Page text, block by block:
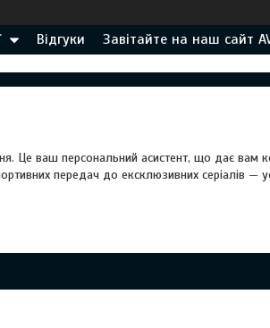
Відгуки Завітайте на наш сайт
Це ваш персональний асистент, що дає вам
передач до ексклюзивних серіалів